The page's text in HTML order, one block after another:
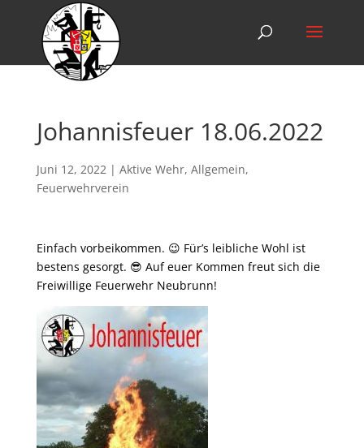
Johannisfeuer 18.06.2022
Juni 12, 2022| Aktive Wehr, Allgemein,
Feuerwehrverein
Einfach vorbeikommen. 😉 Für’s leibliche Wohl ist
bestens gesorgt. 😎 Auf euer Kommen freut sich die
Freiwillige Feuerwehr Neubrunn!